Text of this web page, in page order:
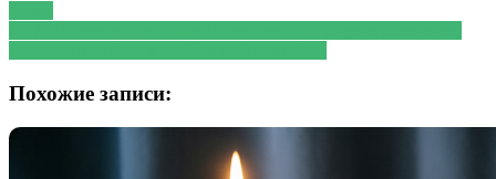
Похожие записи: